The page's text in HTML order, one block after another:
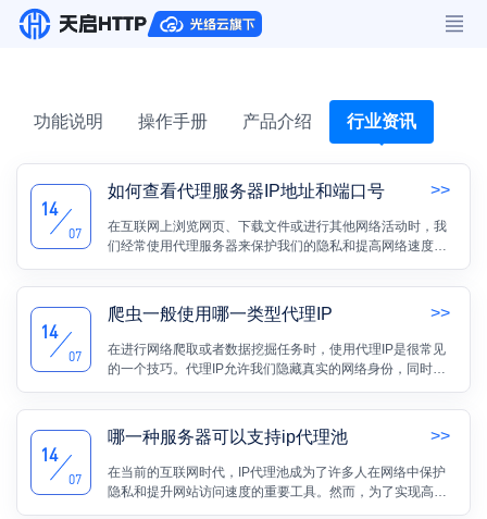
功能说明 操作手册 产品介绍 行业资讯
14
07
如何查看代理服务器IP地址和端口号 >>
在互联网上浏览网页、下载文件或进行其他网络活动时，我
们经常使用代理服务器来保护我们的隐私和提高网络速度。
而了解代理服务器的IP地址和端口号是非常重要的，因为这
些信息可以帮助我们正确地配置代理设置。本文将详细介绍
如何查看代理服务器的IP地址和端口号。
14
07
爬虫一般使用哪一类型代理IP >>
在进行网络爬取或者数据挖掘任务时，使用代理IP是很常见
的一个技巧。代理IP允许我们隐藏真实的网络身份，同时避
免对目标网站造成过大的访问压力。然而，选择正确的代理
IP类型对于爬虫的效率和稳定性来说非常重要。
14
07
哪一种服务器可以支持ip代理池 >>
在当前的互联网时代，IP代理池成为了许多人在网络中保护
隐私和提升网站访问速度的重要工具。然而，为了实现高效
的IP代理池使用，选择适合的服务器就显得尤为重要。